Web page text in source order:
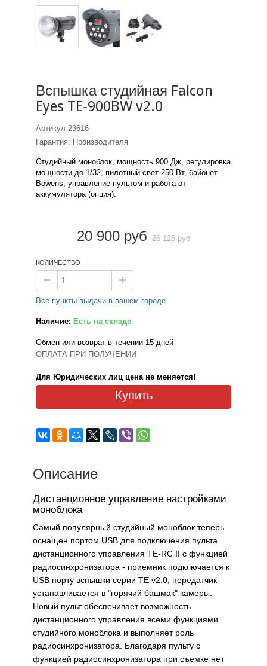
Вспышка студийная Falcon
Eyes TE-900BW v2.0
Артикул 23616
Гарантия: Производителя
Студийный моноблок, мощность 900 Дж, регулировка
мощности до 1/32, пилотный свет 250 Вт, байонет
Bowens, управление пультом и работа от
аккумулятора (опция).
20 900 руб 26 125 руб
КОЛИЧЕСТВО
Все пункты выдачи в вашем городе
Наличие: Есть на складе
Обмен или возврат в течении 15 дней
ОПЛАТА ПРИ ПОЛУЧЕНИИ
Для Юридических лиц цена не меняется!
Купить
Описание
Дистанционное управление настройками
моноблока
Самый популярный студийный моноблок теперь
оснащен портом USB для подключения пульта
дистанционного управления TE-RC II с функцией
радиосинхронизатора - приемник подключается к
USB порту вспышки серии TE v2.0, передатчик
устанавливается в "горячий башмак" камеры.
Новый пульт обеспечивает возможность
дистанционного управления всеми функциями
студийного моноблока и выполняет роль
радиосинхронизатора. Благодаря пульту с
функцией радиосинхронизатора при съемке нет